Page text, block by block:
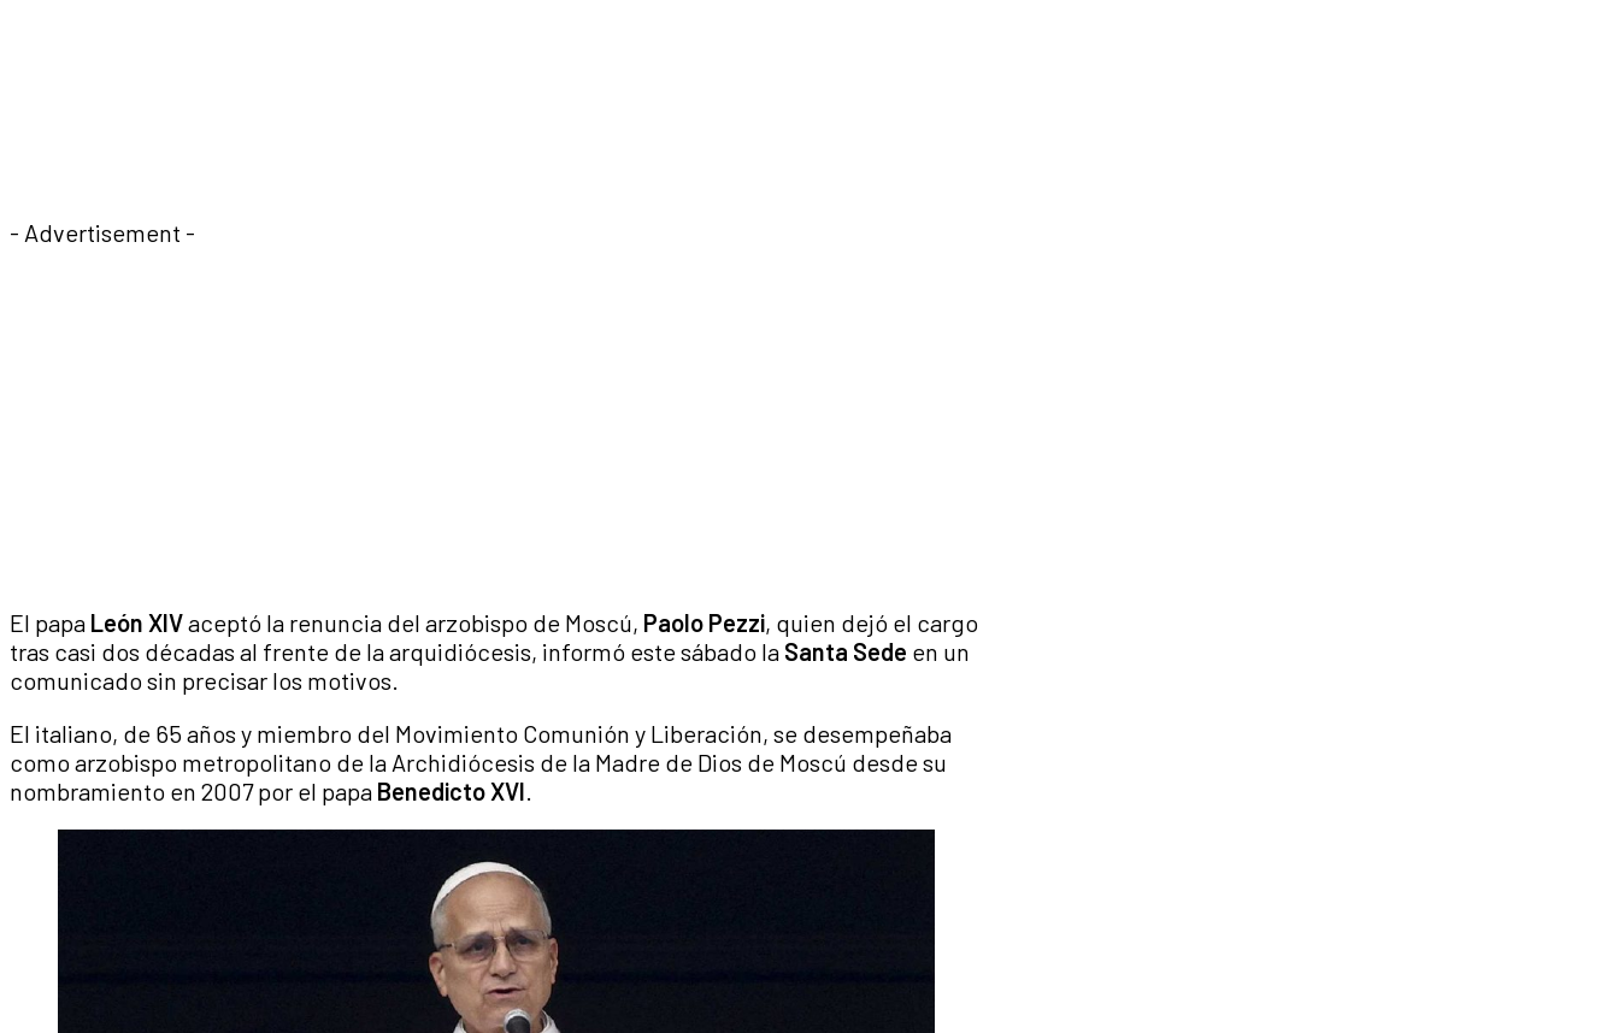
- Advertisement -
El papa León XIVaceptó la renuncia del arzobispo de Moscú, Paolo Pezzi, quien dejó el cargo
tras casi dos décadas al frente de la arquidiócesis, informó este sábado la Santa Sede en un
comunicado sin precisar los motivos.
El italiano, de 65 años y miembro del Movimiento Comunión y Liberación, se desempeñaba
como arzobispo metropolitano de la Archidiócesis de la Madre de Dios de Moscú desde su
nombramiento en 2007 por el papa Benedicto XVI.